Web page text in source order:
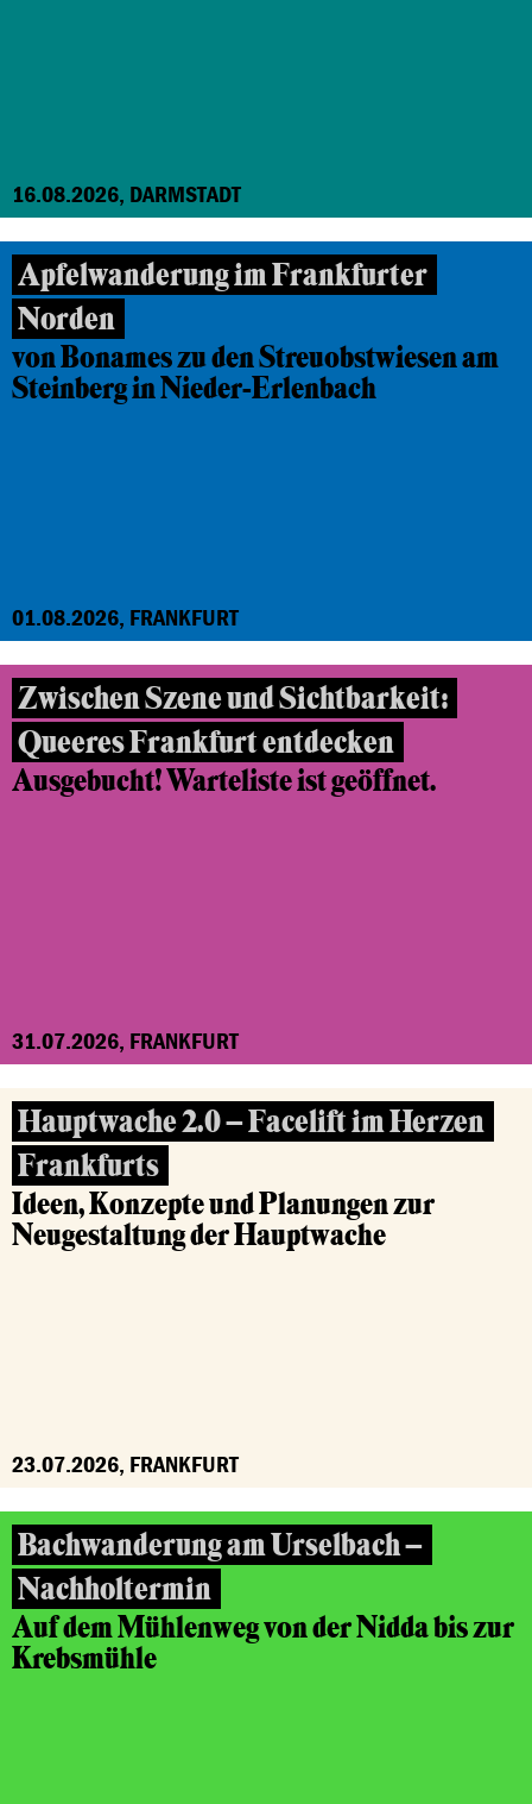
16.08.2026, DARMSTADT
Apfelwanderung im Frankfurter
Norden
von Bonames zu den Streuobstwiesen am
Steinberg in Nieder-Erlenbach
01.08.2026, FRANKFURT
Zwischen Szene und Sichtbarkeit:
Queeres Frankfurt entdecken
Ausgebucht! Warteliste ist geöffnet.
31.07.2026, FRANKFURT
Hauptwache 2.0 – Facelift im Herzen
Frankfurts
Ideen, Konzepte und Planungen zur
Neugestaltung der Hauptwache
23.07.2026, FRANKFURT
Bachwanderung am Urselbach –
Nachholtermin
Auf dem Mühlenweg von der Nidda bis zur
Krebsmühle